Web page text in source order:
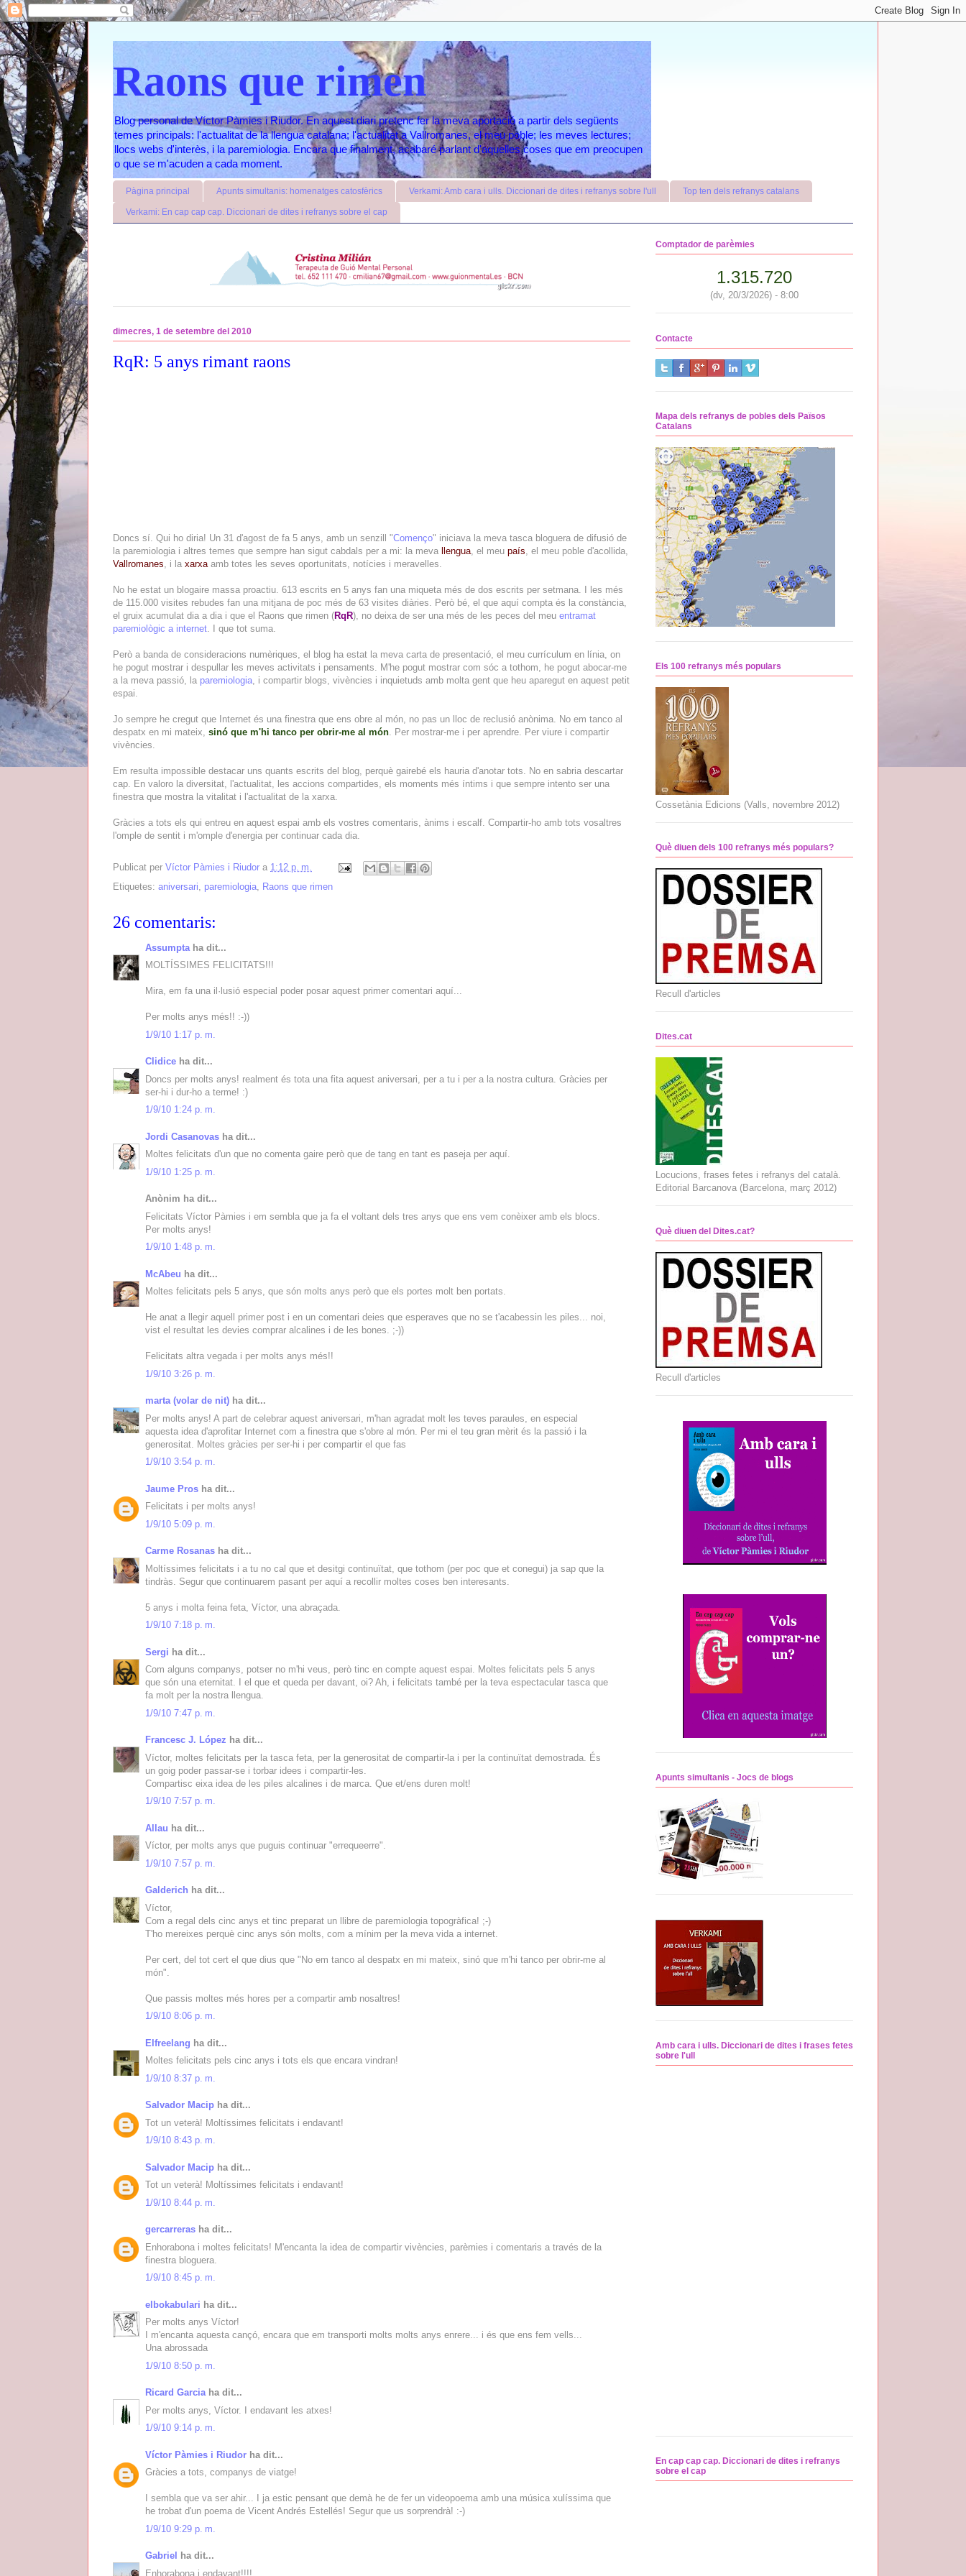
Raons que rimen
Blog personal de Víctor Pàmies i Riudor. En aquest diari pretenc fer la meva aportació a partir dels següents
temes principals: l'actualitat de la llengua catalana; l'actualitat a Vallromanes, el meu poble; les meves lectures;
llocs webs d'interès, i la paremiologia. Encara que finalment, acabaré parlant d'aquelles coses que em preocupen
o que se m'acuden a cada moment.
Pàgina principal Apunts simultanis: homenatges catosfèrics Verkami: Amb cara i ulls. Diccionari de dites i refranys sobre l'ull Top ten dels refranys catalans
Verkami: En cap cap cap. Diccionari de dites i refranys sobre el cap
dimecres, 1 de setembre del 2010
RqR: 5 anys rimant raons
Doncs sí. Qui ho diria! Un 31 d'agost de fa 5 anys, amb un senzill "Començo" iniciava la meva tasca bloguera de difusió de
la paremiologia i altres temes que sempre han sigut cabdals per a mi: la meva
llengua , el meu país , el meu poble d'acollida,
Vallromanes , i la xarxa amb totes les seves oportunitats, notícies i meravelles.
No he estat un blogaire massa proactiu. 613 escrits en 5 anys fan una miqueta més de dos escrits per setmana. I les més
de 115.000 visites rebudes fan una mitjana de poc més de 63 visites diàries. Però bé, el que aquí compta és la constància,
el gruix acumulat dia a dia i que el Raons que rimen (RqR), no deixa de ser una més de les peces del meu entramat
paremiològic a internet . I que tot suma.
Però a banda de consideracions numèriques, el blog ha estat la meva carta de presentació, el meu currículum en línia, on
he pogut mostrar i despullar les meves activitats i pensaments. M'he pogut mostrar com sóc a tothom, he pogut abocar-me
a la meva passió, la paremiologia , i compartir blogs, vivències i inquietuds amb molta gent que heu aparegut en aquest petit
espai.
Jo sempre he cregut que Internet és una finestra que ens obre al món, no pas un lloc de reclusió anònima. No em tanco al
despatx en mi mateix, sinó que m'hi tanco per obrir-me al món . Per mostrar-me i per aprendre. Per viure i compartir
vivències.
Em resulta impossible destacar uns quants escrits del blog, perquè gairebé els hauria d'anotar tots. No en sabria descartar
cap. En valoro la diversitat, l'actualitat, les accions compartides, els moments més íntims i que sempre intento ser una
finestra que mostra la vitalitat i l'actualitat de la xarxa.
Gràcies a tots els qui entreu en aquest espai amb els vostres comentaris, ànims i escalf. Compartir-ho amb tots vosaltres
l'omple de sentit i m'omple d'energia per continuar cada dia.
Publicat per Víctor Pàmies i Riudor a 1:12 p. m.
Etiquetes: aniversari paremiologia Raons que rimen
26 comentaris:
Assumpta ha dit...
MOLTÍSSIMES FELICITATS!!!
Mira, em fa una il·lusió especial poder posar aquest primer comentari aquí...
Per molts anys més!! :-))
1/9/10 1:17 p. m.
Clidice ha dit...
Doncs per molts anys! realment és tota una fita aquest aniversari, per a tu i per a la nostra cultura. Gràcies per
ser-hi i dur-ho a terme! :)
1/9/10 1:24 p. m.
Jordi Casanovas ha dit...
Moltes felicitats d'un que no comenta gaire però que de tang en tant es paseja per aquí.
1/9/10 1:25 p. m.
Anònim ha dit...
Felicitats Víctor Pàmies i em sembla que ja fa el voltant dels tres anys que ens vem conèixer amb els blocs.
Per molts anys!
1/9/10 1:48 p. m.
McAbeu ha dit...
Moltes felicitats pels 5 anys, que són molts anys però que els portes molt ben portats.
He anat a llegir aquell primer post i en un comentari deies que esperaves que no se t'acabessin les piles... noi,
vist el resultat les devies comprar alcalines i de les bones. ;-))
Felicitats altra vegada i per molts anys més!!
1/9/10 3:26 p. m.
marta (volar de nit) ha dit...
Per molts anys! A part de celebrar aquest aniversari, m'han agradat molt les teves paraules, en especial
aquesta idea d'aprofitar Internet com a finestra que s'obre al món. Per mi el teu gran mèrit és la passió i la
generositat. Moltes gràcies per ser-hi i per compartir el que fas
1/9/10 3:54 p. m.
Jaume Pros ha dit...
Felicitats i per molts anys!
1/9/10 5:09 p. m.
Carme Rosanas ha dit...
Moltíssimes felicitats i a tu no cal que et desitgi continuïtat, que tothom (per poc que et conegui) ja sap que la
tindràs. Segur que continuarem pasant per aquí a recollir moltes coses ben interesants.
5 anys i molta feina feta, Víctor, una abraçada.
1/9/10 7:18 p. m.
Sergi ha dit...
Com alguns companys, potser no m'hi veus, però tinc en compte aquest espai. Moltes felicitats pels 5 anys
que són una eternitat. I el que et queda per davant, oi? Ah, i felicitats també per la teva espectacular tasca que
fa molt per la nostra llengua.
1/9/10 7:47 p. m.
Francesc J. López ha dit...
Víctor, moltes felicitats per la tasca feta, per la generositat de compartir-la i per la continuïtat demostrada. És
un goig poder passar-se i torbar idees i compartir-les.
Compartisc eixa idea de les piles alcalines i de marca. Que et/ens duren molt!
1/9/10 7:57 p. m.
Allau ha dit...
Víctor, per molts anys que puguis continuar "errequeerre".
1/9/10 7:57 p. m.
Galderich ha dit...
Víctor,
Com a regal dels cinc anys et tinc preparat un llibre de paremiologia topogràfica! ;-)
T'ho mereixes perquè cinc anys són molts, com a mínim per la meva vida a internet.
Per cert, del tot cert el que dius que "No em tanco al despatx en mi mateix, sinó que m'hi tanco per obrir-me al
món".
Que passis moltes més hores per a compartir amb nosaltres!
1/9/10 8:06 p. m.
Elfreelang ha dit...
Moltes felicitats pels cinc anys i tots els que encara vindran!
1/9/10 8:37 p. m.
Salvador Macip ha dit...
Tot un veterà! Moltíssimes felicitats i endavant!
1/9/10 8:43 p. m.
Salvador Macip ha dit...
Tot un veterà! Moltíssimes felicitats i endavant!
1/9/10 8:44 p. m.
gercarreras ha dit...
Enhorabona i moltes felicitats! M'encanta la idea de compartir vivències, parèmies i comentaris a través de la
finestra bloguera.
1/9/10 8:45 p. m.
elbokabulari ha dit...
Per molts anys Víctor!
I m'encanta aquesta cançó, encara que em transporti molts molts anys enrere... i és que ens fem vells...
Una abrossada
1/9/10 8:50 p. m.
Ricard Garciaha dit...
Per molts anys, Víctor. I endavant les atxes!
1/9/10 9:14 p. m.
Víctor Pàmies i Riudor ha dit...
Gràcies a tots, companys de viatge!
I sembla que va ser ahir... I ja estic pensant que demà he de fer un videopoema amb una música xulíssima que
he trobat d'un poema de Vicent Andrés Estellés! Segur que us sorprendrà! :-)
1/9/10 9:29 p. m.
Gabriel
ha dit...
Enhorabona i endavant!!!!
Comptador de parèmies
1.315.720
(dv, 20/3/2026) - 8:00
Contacte
Mapa dels refranys de pobles dels Països
Catalans
Els 100 refranys més populars
Cossetània Edicions (Valls, novembre 2012)
Què diuen dels 100 refranys més populars?
Recull d'articles
Dites.cat
Locucions, frases fetes i refranys del català.
Editorial Barcanova (Barcelona, març 2012)
Què diuen del Dites.cat?
Recull d'articles
Apunts simultanis - Jocs de blogs
Amb cara i ulls. Diccionari de dites i frases fetes
sobre l'ull
En cap cap cap. Diccionari de dites i refranys
sobre el cap